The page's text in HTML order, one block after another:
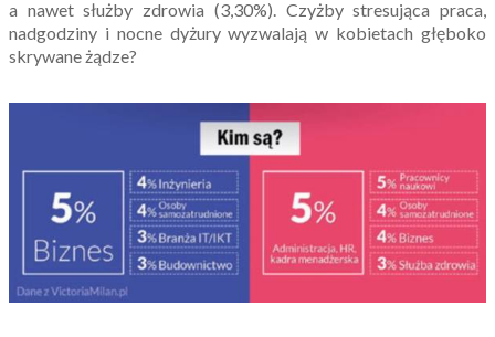
a nawet służby zdrowia (3,30%). Czyżby stresująca praca,
nadgodziny i nocne dyżury wyzwalają w kobietach głęboko
skrywane żądze?